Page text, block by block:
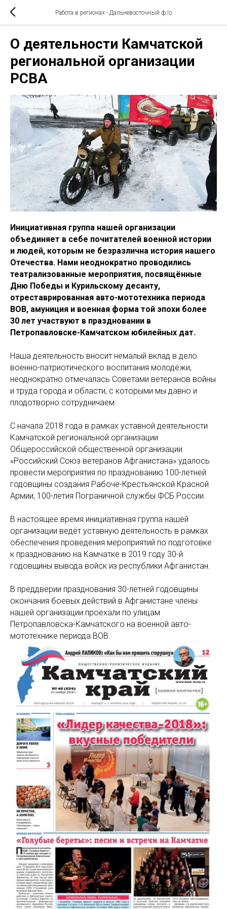
Работа в регионах - Дальневосточный ф/о
О деятельности Камчатской
региональной организации
РСВА
Инициативная группа нашей организации
объединяет в себе почитателей военной истории
и людей, которым не безразлична история нашего
Отечества. Нами неоднократно проводились
театрализованные мероприятия, посвящённые
Дню Победы и Курильскому десанту,
отреставрированная авто-мототехника периода
ВОВ, амуниция и военная форма той эпохи более
30 лет участвуют в праздновании в
Петропавловске-Камчатском юбилейных дат.
Наша деятельность вносит немалый вклад в дело
военно-патриотического воспитания молодёжи,
неоднократно отмечалась Советами ветеранов войны
и труда города и области, с которыми мы давно и
плодотворно сотрудничаем.
С начала 2018 года в рамках уставной деятельности
Камчатской региональной организации
Общероссийской общественной организации
«Российский Союз ветеранов Афганистана» удалось
провести мероприятия по празднованию 100-летней
годовщины создания Рабоче-Крестьянской Красной
Армии, 100-летия Пограничной службы ФСБ России.
В настоящее время инициативная группа нашей
организации ведёт уставную деятельность в рамках
обеспечения проведения мероприятий по подготовке
к празднованию на Камчатке в 2019 году 30-й
годовщины вывода войск из республики Афганистан.
В преддверии празднования 30-летней годовщины
окончания боевых действий в Афганистане члены
нашей организации проехали по улицам
Петропавловска-Камчатского на военной авто-
мототехнике периода ВОВ.